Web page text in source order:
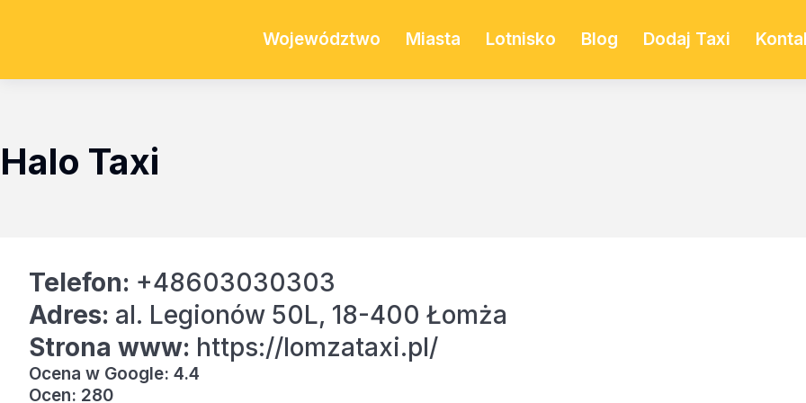
Województwo Miasta Lotnisko Blog Dodaj Taxi
Halo Taxi
Telefon: +48603030303
Adres: al. Legionów 50L, 18-400 Łomża
Strona www: https://lomzataxi.pl/
Ocena w Google: 4.4
Ocen: 280